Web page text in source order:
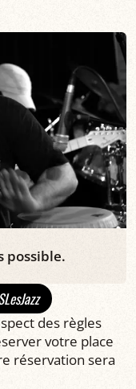
possible.
des règles
votre place
réservation sera